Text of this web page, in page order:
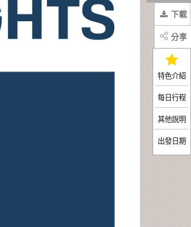
下載
分享
特色介紹
每日行程
其他說明
出發日期